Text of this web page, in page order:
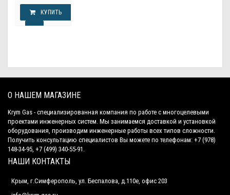
КУПИТЬ
О НАШЕМ МАГАЗИНЕ
Krym Gas - специализированная компания по работе с многоцелевыми
проектами инженерных систем. Мы занимаемся доставкой и установкой
оборудования, производим инженерные работы всех типов сложности.
Получить консультацию специалистов Вы можете по телефонам: +7 (978)
148-34-95, +7 (499) 340-55-91.
НАШИ КОНТАКТЫ
Крым, г.Симферополь, ул. Беспалова, д.110е, офис 203